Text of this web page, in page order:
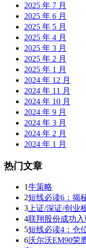
2025 年 7 月
2025 年 6 月
2025 年 5 月
2025 年 4 月
2025 年 3 月
2025 年 2 月
2025 年 1 月
2024 年 12 月
2024 年 11 月
2024 年 10 月
2024 年 9 月
2024 年 3 月
2024 年 2 月
2024 年 1 月
热门文章
1牛策略
2短线必读6：揭
3 上证/深证/创业
4联翔股份成功
5短线必读4：仓
6沃尔沃EM90荣